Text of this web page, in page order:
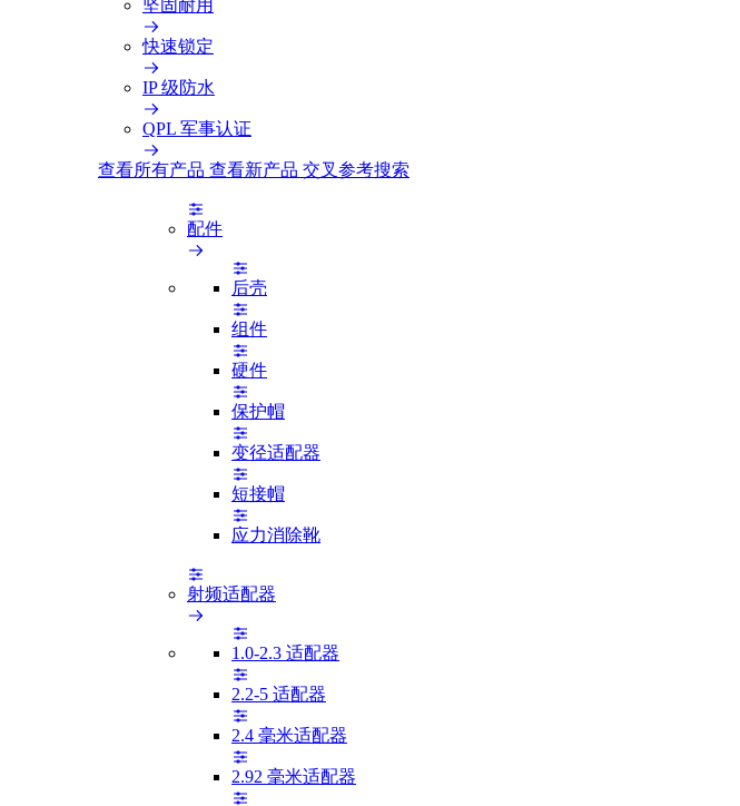
坚固耐用
快速锁定
IP 级防水
QPL 军事认证
查看所有产品 查看新产品 交叉参考搜索
配件
后壳
组件
硬件
保护帽
变径适配器
短接帽
应力消除靴
射频适配器
1.0-2.3 适配器
2.2-5 适配器
2.4 毫米适配器
2.92 毫米适配器